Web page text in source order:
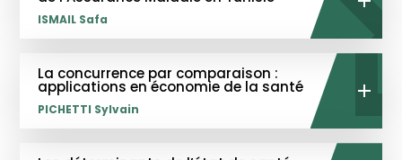
ISMAIL Safa
La concurrence par comparaison :
applications en économie de la santé
PICHETTI Sylvain